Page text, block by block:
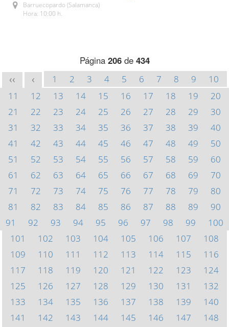
Barruecopardo (Salamanca)
Hora: 10:00 h.
Página 206de 434
<< < 1 2 3 4 5 6 7 8 9
10
11
12 13 14 15 16 17 18 19
20
21
22 23 24 25 26 27 28 29
30
31
32 33 34 35 36 37 38 39
40
41
42 43 44 45 46 47 48 49
50
51
52 53 54 55 56 57 58 59
60
61
62 63 64 65 66 67 68 69
70
71
72 73 74 75 76 77 78 79
80
81
82 83 84 85 86 87 88 89
90
91
92 93 94 95 96 97 98 99
100
101
102 103 104 105 106 107
108
109
110 111 112 113 114 115
116
117
118 119 120 121 122 123
124
125
126 127 128 129 130 131
132
133
134 135 136 137 138 139
140
141
142 143 144 145 146 147
148